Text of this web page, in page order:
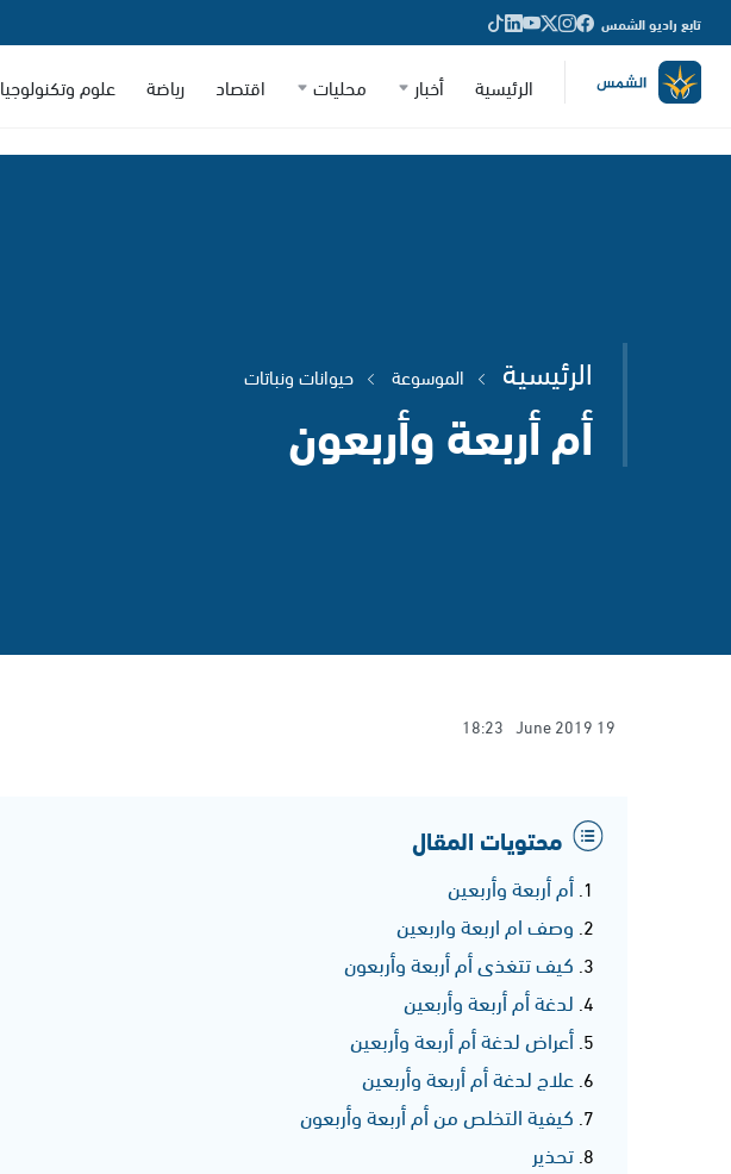
تابع راديو الشمس
الرئيسية أخبار محليات اقتصاد رياضة علوم وتكنولوجيا
الرئيسية الموسوعة حيوانات ونباتات
أم أربعة وأربعون
19 June 2019
18:23
محتويات المقال
أم أربعة وأربعين
وصف ام اربعة واربعين
كيف تتغذى أم أربعة وأربعون
لدغة أم أربعة وأربعين
أعراض لدغة أم أربعة وأربعين
علاج لدغة أم أربعة وأربعين
كيفية التخلص من أم أربعة وأربعون
تحذير